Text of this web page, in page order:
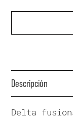
Descripción
Delta